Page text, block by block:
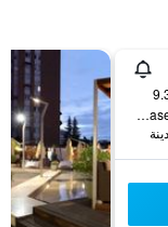
Paseo De La Castellana 22, مدريد, أسبانيا